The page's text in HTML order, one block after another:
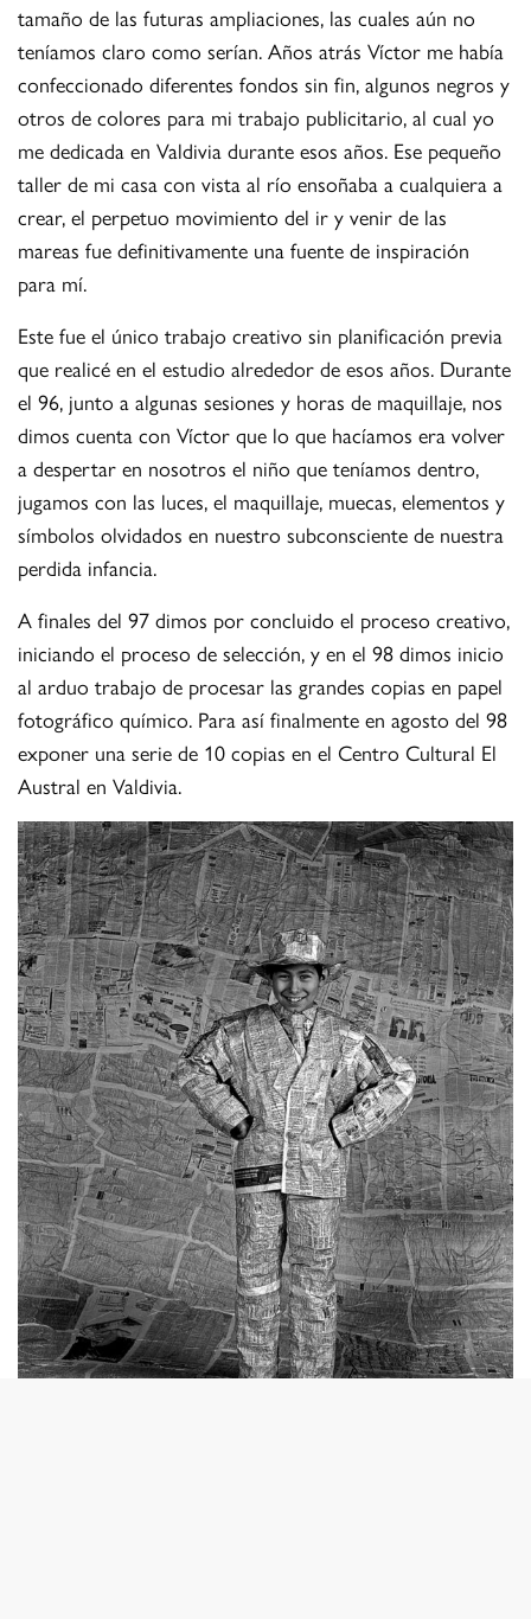
tamaño de las futuras ampliaciones, las cuales aún no
teníamos claro como serían. Años atrás Víctor me había
confeccionado diferentes fondos sin fin, algunos negros y
otros de colores para mi trabajo publicitario, al cual yo
me dedicada en Valdivia durante esos años. Ese pequeño
taller de mi casa con vista al río ensoñaba a cualquiera a
crear, el perpetuo movimiento del ir y venir de las
mareas fue definitivamente una fuente de inspiración
para mí.
Este fue el único trabajo creativo sin planificación previa
que realicé en el estudio alrededor de esos años. Durante
el 96, junto a algunas sesiones y horas de maquillaje, nos
dimos cuenta con Víctor que lo que hacíamos era volver
a despertar en nosotros el niño que teníamos dentro,
jugamos con las luces, el maquillaje, muecas, elementos y
símbolos olvidados en nuestro subconsciente de nuestra
perdida infancia.
A finales del 97 dimos por concluido el proceso creativo,
iniciando el proceso de selección, y en el 98 dimos inicio
al arduo trabajo de procesar las grandes copias en papel
fotográfico químico. Para así finalmente en agosto del 98
exponer una serie de 10 copias en el Centro Cultural El
Austral en Valdivia.